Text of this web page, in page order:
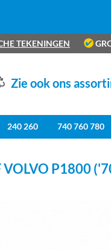
TEKENINGEN
Zie ook ons
240 260 740 760 780
VOLVO P1800